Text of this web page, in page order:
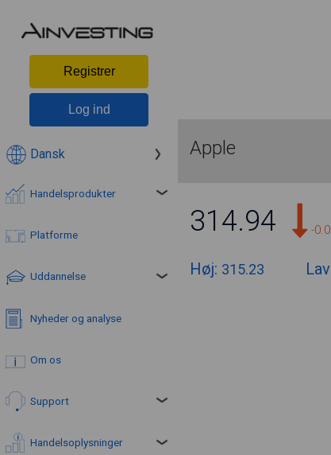
Registrer
Log ind
Dansk
Handelsprodukter
Platforme
Uddannelse
Nyheder og analyse
Om os
Support
Handelsoplysninger
Apple
314.94 -
Høj: 315.23